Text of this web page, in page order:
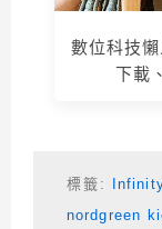
數位科技
下載
標籤:
nordgreen